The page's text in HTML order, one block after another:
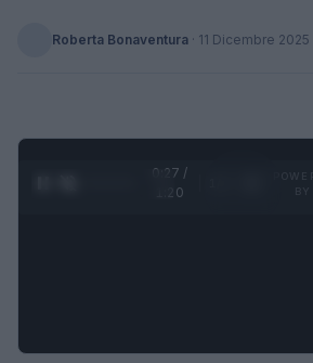
Roberta Bonaventura · 11 Dicembre 2025
0:28 /
1:20